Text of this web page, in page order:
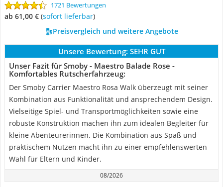
1721 Bewertungen
ab 61,00 € ( Sofort lieferbar)
Preisvergleich und weitere Angebote
Unsere Bewertung: SEHR GUT
Unser Fazit für Smoby - Maestro Balade Rose -
Komfortables Rutscherfahrzeug:
Der Smoby Carrier Maestro Rosa Walk überzeugt mit seiner
Kombination aus Funktionalität und ansprechendem Design.
Vielseitige Spiel- und Transportmöglichkeiten sowie eine
robuste Konstruktion machen ihn zum idealen Begleiter für
kleine Abenteurerinnen. Die Kombination aus Spaß und
praktischem Nutzen macht ihn zu einer empfehlenswerten
Wahl für Eltern und Kinder.
08/2026